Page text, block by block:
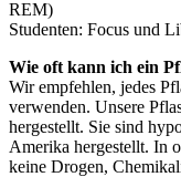
REM)
Studenten: Focus und
Wie oft kann ich ein
Wir empfehlen, jedes
verwenden. Unsere
hergestellt. Sie sind
Amerika hergestellt. In
keine Drogen,